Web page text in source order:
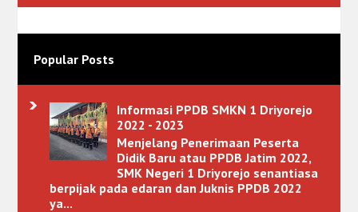
Popular Posts
Informasi PPDB SMKN 1 Driyorejo
2022 - 2023
Menjelang Penerimaan Peserta
Didik Baru atau PPDB Jatim 2022,
SMK Negeri 1 Driyorejo senantiasa
berpijak pada edaran dan Juknis PPDB 2022
ya...